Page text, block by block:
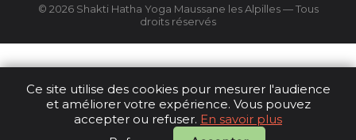
© 2026 Shakti Hatha Yoga Maussane les Alpilles — Tous
droits réservés
Ce site utilise des cookies pour mesurer l'audience
et améliorer votre expérience. Vous pouvez
accepter ou refuser. En savoir plus